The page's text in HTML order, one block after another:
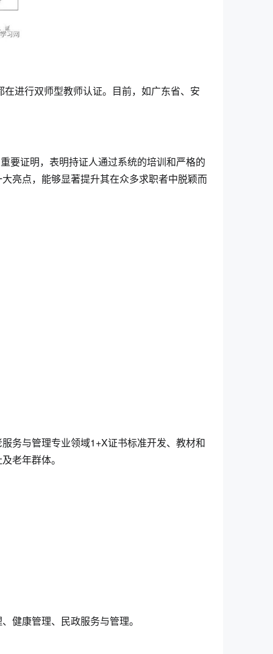
在进行双师型教师认证。目前，如广东省、安
要证明，表明持证人通过系统的培训和严格的
亮点，能够显著提升其在众多求职者中脱颖而
务与管理专业领域1+X证书标准开发、教材和
老年群体。
健康管理、民政服务与管理。